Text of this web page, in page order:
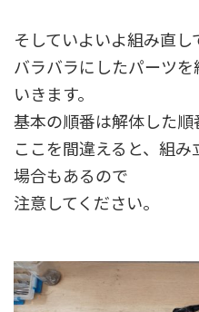
そしていよいよ組み直し
バラバラにしたパーツ
いきます。
基本の順番は解体した順
ここを間違えると、組
場合もあるので
注意してください。